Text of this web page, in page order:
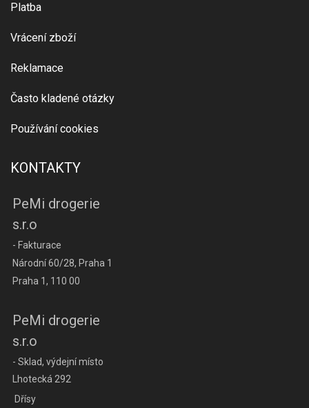
Platba
Vrácení zboží
Reklamace
Často kladené otázky
Používání cookies
KONTAKTY
PeMi drogerie
s.r.o
- Fakturace
Národní 60/28, Praha 1
Praha 1, 110 00
PeMi drogerie
s.r.o
- Sklad, výdejní místo
Lhotecká 292
Dřísy